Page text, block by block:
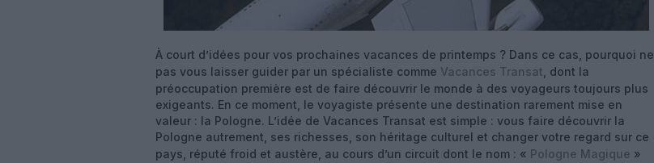
À court d’idées pour vos prochaines vacances de printemps ? Dans ce cas, pourquoi ne
pas vous laisser guider par un spécialiste comme Vacances Transat , dont la
préoccupation première est de faire découvrir le monde à des voyageurs toujours plus
exigeants. En ce moment, le voyagiste présente une destination rarement mise en
valeur : la Pologne. L’idée de Vacances Transat est simple : vous faire découvrir la
Pologne autrement, ses richesses, son héritage culturel et changer votre regard sur ce
pays, réputé froid et austère, au cours d’un circuit dont le nom : « Pologne Magique »